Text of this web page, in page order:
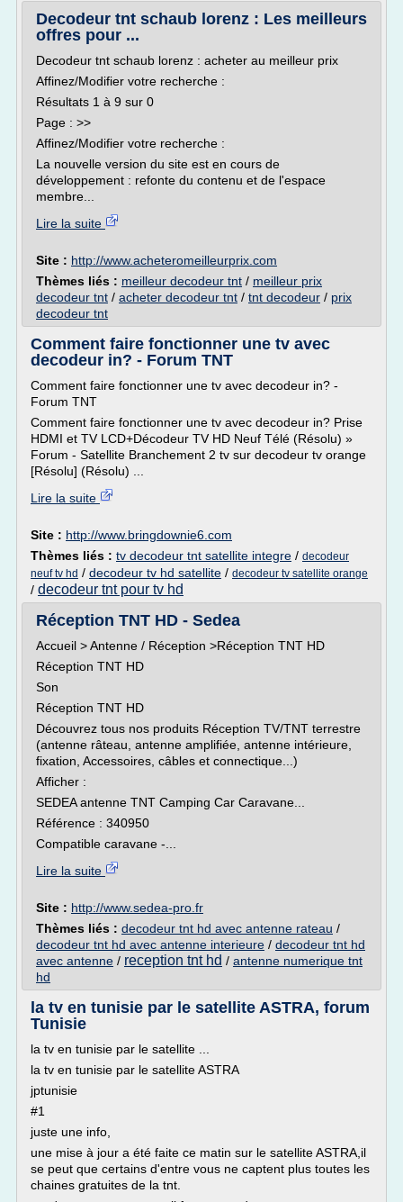
Decodeur tnt schaub lorenz : Les meilleurs
offres pour ...
Decodeur tnt schaub lorenz : acheter au meilleur prix
Affinez/Modifier votre recherche :
Résultats 1 à 9 sur 0
Page : >>
Affinez/Modifier votre recherche :
La nouvelle version du site est en cours de
développement : refonte du contenu et de l'espace
membre...
Lire la suite
Site : http://www.acheteromeilleurprix.com
Thèmes liés : meilleur decodeur tnt / meilleur prix
decodeur tnt / acheter decodeur tnt / tnt decodeur / prix
decodeur tnt
Comment faire fonctionner une tv avec
decodeur in? - Forum TNT
Comment faire fonctionner une tv avec decodeur in? -
Forum TNT
Comment faire fonctionner une tv avec decodeur in? Prise
HDMI et TV LCD+Décodeur TV HD Neuf Télé (Résolu) »
Forum - Satellite Branchement 2 tv sur decodeur tv orange
[Résolu] (Résolu) ...
Lire la suite
Site : http://www.bringdownie6.com
Thèmes liés : tv decodeur tnt satellite integre / decodeur
neuf tv hd / decodeur tv hd satellite / decodeur tv satellite orange
/ decodeur tnt pour tv hd
Réception TNT HD - Sedea
Accueil > Antenne / Réception >Réception TNT HD
Réception TNT HD
Son
Réception TNT HD
Découvrez tous nos produits Réception TV/TNT terrestre
(antenne râteau, antenne amplifiée, antenne intérieure,
fixation, Accessoires, câbles et connectique...)
Afficher :
SEDEA antenne TNT Camping Car Caravane...
Référence : 340950
Compatible caravane -...
Lire la suite
Site : http://www.sedea-pro.fr
Thèmes liés : decodeur tnt hd avec antenne rateau /
decodeur tnt hd avec antenne interieure / decodeur tnt hd
avec antenne / reception tnt hd / antenne numerique tnt
hd
la tv en tunisie par le satellite ASTRA, forum
Tunisie
la tv en tunisie par le satellite ...
la tv en tunisie par le satellite ASTRA
jptunisie
#1
juste une info,
une mise à jour a été faite ce matin sur le satellite ASTRA,il
se peut que certains d'entre vous ne captent plus toutes les
chaines gratuites de la tnt.